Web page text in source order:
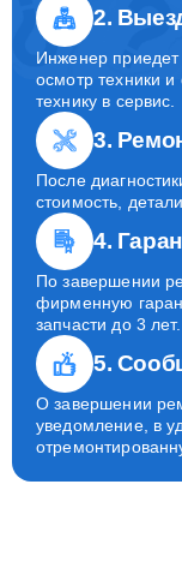
2.
Инженер
осмотр техники и
технику в сервис.
3.
После
стоимость,
4.
По завершении
фирменную
запчасти до 3 лет.
5.
О завершении
уведомление, в